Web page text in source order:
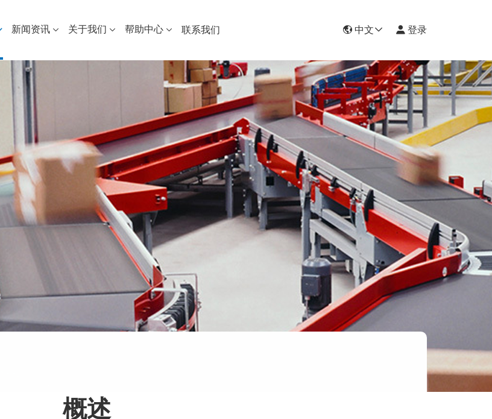
新闻资讯 关于我们 帮助中心 联系我们 中文 登录
概述